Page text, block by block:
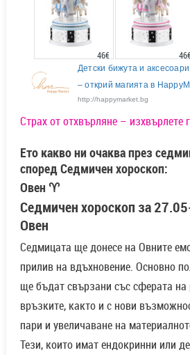
46€ 46€
Детски бижута и
– открий магията в
http://happymarket.bg
Страх от отхвърляне – изхвърлете
Ето какво ни очаква през
според Седмичен хороскоп:
Овен ♈
Седмичен хороскоп за
Овен
Седмицата ще донесе на Овните
прилив на вдъхновение. Основно
ще бъдат свързани със сферата на
връзките, както и с нови
пари и увеличаване на
Тези, които имат ендокринни или